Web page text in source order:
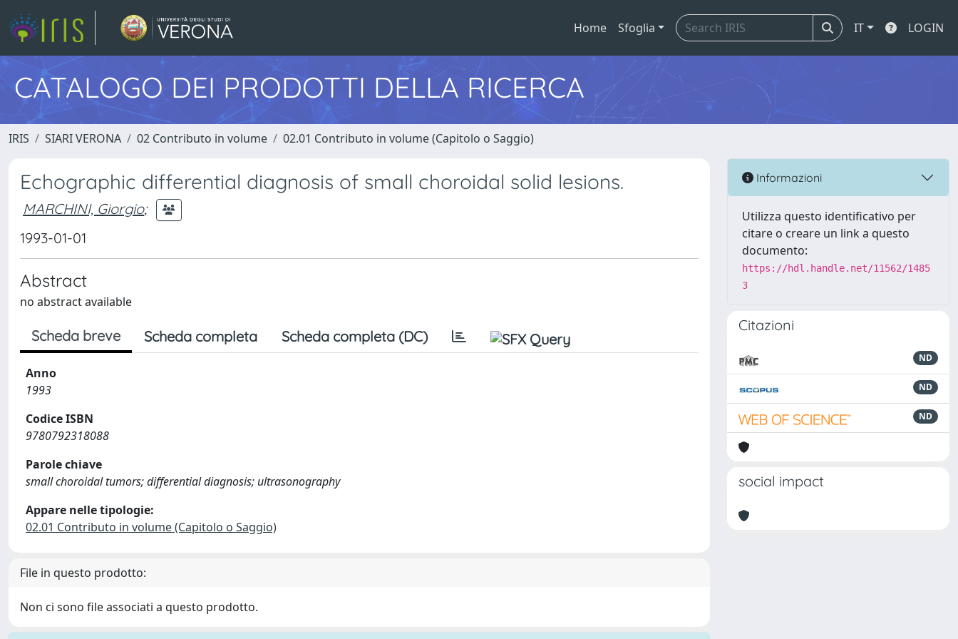
Home Sfoglia IT LOGIN
CATALOGO DEI PRODOTTI DELLA RICERCA
IRIS SIARI VERONA 02 Contributo in volume 02.01 Contributo in volume (Capitolo o Saggio)
Echographic differential diagnosis of small choroidal solid lesions.
MARCHINI, Giorgio;
1993-01-01
Abstract
no abstract available
Scheda breve Scheda completa Scheda completa (DC)
Anno
1993
Codice ISBN
9780792318088
Parole chiave
small choroidal tumors; differential diagnosis; ultrasonography
Appare nelle tipologie:
02.01 Contributo in volume (Capitolo o Saggio)
File in questo prodotto:
Non ci sono file associati a questo prodotto.
Informazioni
Utilizza questo identificativo per
citare o creare un link a questo
documento:
https://hdl.handle.net/11562/1485
3
Citazioni
ND
ND
ND
social impact